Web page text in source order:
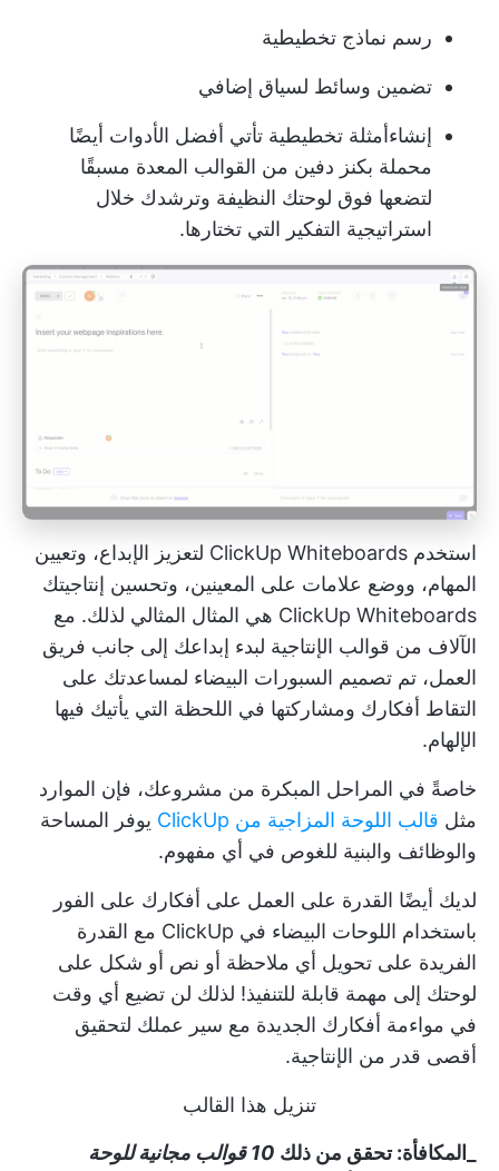
رسم نماذج تخطيطية
تضمين وسائط لسياق إضافي
إنشاءأمثلة تخطيطية تأتي أفضل الأدوات أيضًا
محملة بكنز دفين من القوالب المعدة مسبقًا
لتضعها فوق لوحتك النظيفة وترشدك خلال
استراتيجية التفكير التي تختارها.
استخدم ClickUp Whiteboards لتعزيز الإبداع، وتعيين
المهام، ووضع علامات على المعينين، وتحسين إنتاجيتك
ClickUp Whiteboards هي المثال المثالي لذلك. مع
الآلاف من قوالب الإنتاجية لبدء إبداعك إلى جانب فريق
العمل، تم تصميم السبورات البيضاء لمساعدتك على
التقاط أفكارك ومشاركتها في اللحظة التي يأتيك فيها
الإلهام.
خاصةً في المراحل المبكرة من مشروعك، فإن الموارد
مثل قالب اللوحة المزاجية من ClickUp
يوفر المساحة
والوظائف والبنية للغوص في أي مفهوم.
لديك أيضًا القدرة على العمل على أفكارك على الفور
باستخدام اللوحات البيضاء في ClickUp مع القدرة
الفريدة على تحويل أي ملاحظة أو نص أو شكل على
لوحتك إلى مهمة قابلة للتنفيذ! لذلك لن تضيع أي وقت
في مواءمة أفكارك الجديدة مع سير عملك لتحقيق
أقصى قدر من الإنتاجية.
تنزيل هذا القالب
_المكافأة: تحقق من ذلك
10 قوالب مجانية للوحة